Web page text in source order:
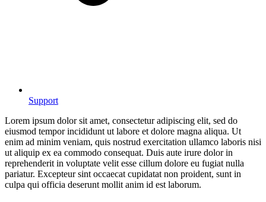
Support
Lorem ipsum dolor sit amet, consectetur adipiscing elit, sed do
eiusmod tempor incididunt ut labore et dolore magna aliqua. Ut
enim ad minim veniam, quis nostrud exercitation ullamco laboris nisi
ut aliquip ex ea commodo consequat. Duis aute irure dolor in
reprehenderit in voluptate velit esse cillum dolore eu fugiat nulla
pariatur. Excepteur sint occaecat cupidatat non proident, sunt in
culpa qui officia deserunt mollit anim id est laborum.